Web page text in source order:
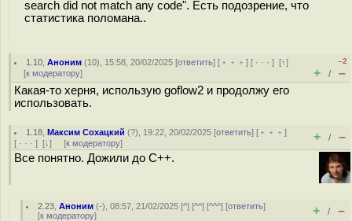
search did not match any code". Есть подозрение, что
статистика поломана..
1.10 ,Аноним (10), 15:58, 20/02/2025 [ответить] [ ﹢﹢﹢] [ · · ·][↑]
[к модератору]
–2
+ / –
Какая-то херня, использую goflow2 и продолжу его
использовать.
1.18 ,Максим Сохацкий (?), 19:22, 20/02/2025 [ответить] [ ﹢﹢﹢]
[ · · · ] [↓] [к модератору] + / –
Все понятно. Дожили до C++.
2.23 ,Аноним (-), 08:57, 21/02/2025 [^] [^^] [^^^] [ответить]
[к модератору] + / –